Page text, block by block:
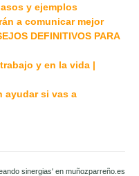
y ejemplos
a comunicar mejor
DEFINITIVOS PARA
y en la vida |
ayudar si vas a
sinergias' en muñozparreño.es